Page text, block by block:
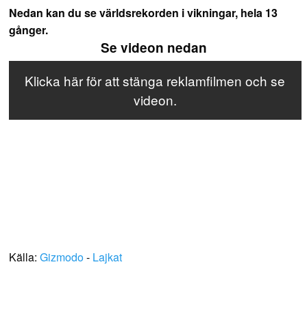
Nedan kan du se världsrekorden i vikningar, hela 13
gånger.
Se videon nedan
Klicka här för att stänga reklamfilmen och se
videon.
Källa: Gizmodo- Lajkat